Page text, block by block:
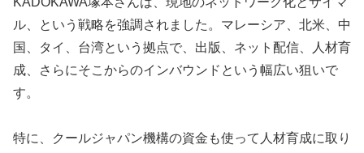
ル、という戦略を強調されました。マレーシア、北米、中
国、タイ、台湾という拠点で、出版、ネット配信、人材育
成、さらにそこからのインバウンドという幅広い狙いで
す。
特に、クールジャパン機構の資金も使って人材育成に取り